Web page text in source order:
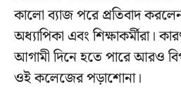
কালো ব্যাজ পরে প্রতিবাদ
অধ্যাপিকা এবং
আগামী দিনে হতে পারে আরও
ওই কলেজের পড়াশোনা।